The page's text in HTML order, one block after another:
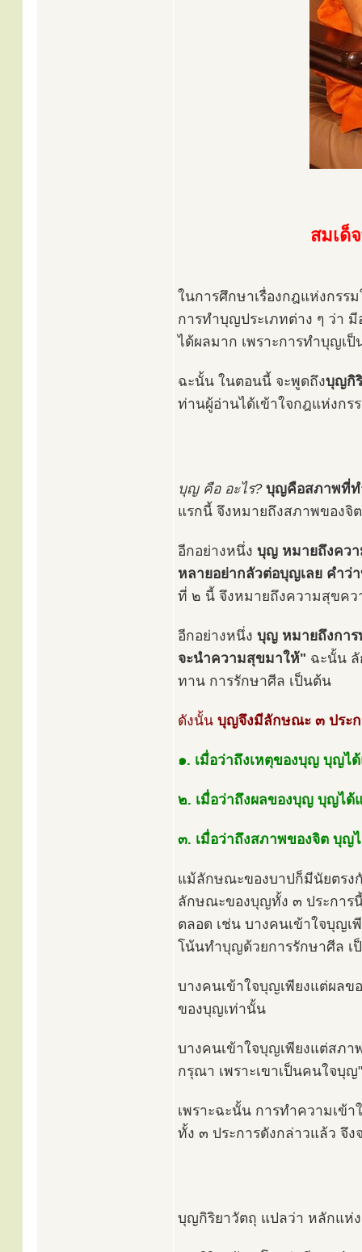
สมเด็
ในการศึกษาเรื่องกฎแห่งกรร
การทำบุญประเภทต่าง ๆ ว่า
ได้ผลมาก เพราะการทำบุญเ
ฉะนั้น ในตอนนี้ จะพูดถึงบุญกิ
ท่านผู้อ่านได้เข้าใจกฎแห่งกร
บุญ คือ อะไร? บุญคือสภาพที่ท
แรกนี้ จึงหมายถึงสภาพของ
อีกอย่างหนึ่ง บุญ หมายถึงคว
หลายอย่ากลัวต่อบุญเลย คำ
ที่ ๒ นี้ จึงหมายถึงความสุขคว
อีกอย่างหนึ่ง บุญ หมายถึงกา
จะนำความสุขมาให้" ฉะนั้น
ทาน การรักษาศีล เป็นต้น
ดังนั้น บุญจึงมีลักษณะ ๓ ประก
๑. เมื่อว่าถึงเหตุของบุญ บุญไ
๒. เมื่อว่าถึงผลของบุญ บุญได้
๓. เมื่อว่าถึงสภาพของจิต บุญ
แม้ลักษณะของบาปก็มีนัยตรง
ลักษณะของบุญทั้ง ๓ ประการ
ตลอด เช่น บางคนเข้าใจบุญ
โน้นทำบุญด้วยการรักษาศีล เ
บางคนเข้าใจบุญเพียงแต่ผลข
ของบุญเท่านั้น
บางคนเข้าใจบุญเพียงแต่สภา
กรุณา เพราะเขาเป็นคนใจบุ
เพราะฉะนั้น การทำความเข้
ทั้ง ๓ ประการดังกล่าวแล้ว จึ
บุญกิริยาวัตถุ แปลว่า หลักแห่